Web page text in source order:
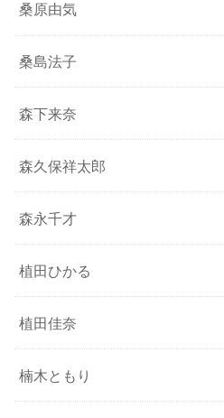
桑原由気
桑島法子
森下来奈
森久保祥太郎
森永千才
植田ひかる
植田佳奈
楠木ともり